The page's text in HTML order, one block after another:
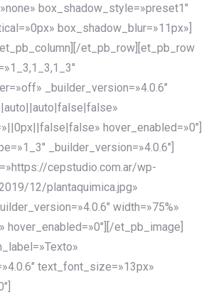
box_shadow_style=»preset1″
box_shadow_blur=»11px»]
et_pb_row][et_pb_row
_builder_version=»4.0.6″
hover_enabled=»0″]
_builder_version=»4.0.6″]
cepstudio.com.ar/wp-
12/plantaquimica.jpg»
width=»75%»
hover_enabled=»0″][/et_pb_image]
text_font_size=»13px»